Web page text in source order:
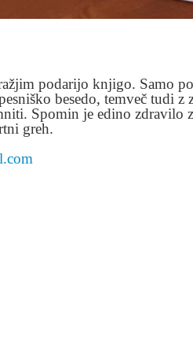
podarijo knjigo. Samo
besedo, temveč tudi z
Spomin je edino zdravilo
greh.